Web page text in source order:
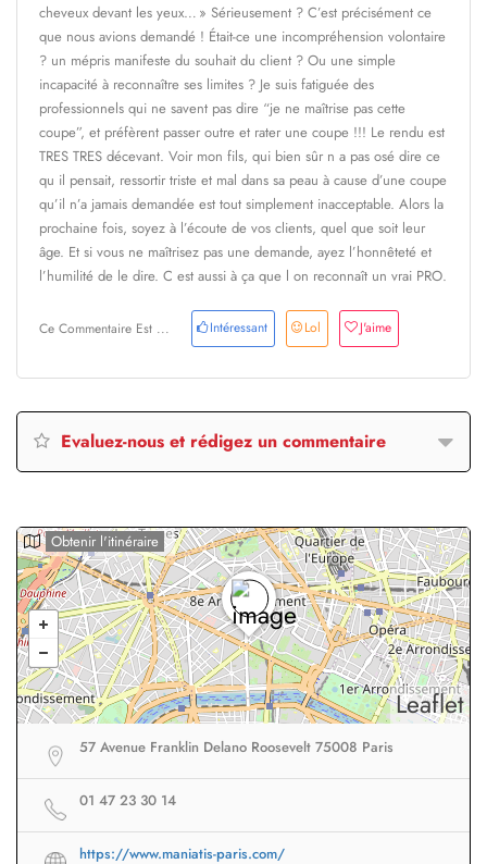
cheveux devant les yeux… » Sérieusement ? C’est précisément ce
que nous avions demandé ! Était-ce une incompréhension volontaire
? un mépris manifeste du souhait du client ? Ou une simple
incapacité à reconnaître ses limites ? Je suis fatiguée des
professionnels qui ne savent pas dire “je ne maîtrise pas cette
coupe”, et préfèrent passer outre et rater une coupe !!! Le rendu est
TRES TRES décevant. Voir mon fils, qui bien sûr n a pas osé dire ce
qu il pensait, ressortir triste et mal dans sa peau à cause d’une coupe
qu’il n’a jamais demandée est tout simplement inacceptable. Alors la
prochaine fois, soyez à l’écoute de vos clients, quel que soit leur
âge. Et si vous ne maîtrisez pas une demande, ayez l’honnêteté et
l’humilité de le dire. C est aussi à ça que l on reconnaît un vrai PRO.
Ce Commentaire Est ... Intéressant Lol J'aime
Evaluez-nous et rédigez un commentaire
Leaflet
Obtenir l'itinéraire
57 Avenue Franklin Delano Roosevelt 75008 Paris
01 47 23 30 14
https://www.maniatis-paris.com/